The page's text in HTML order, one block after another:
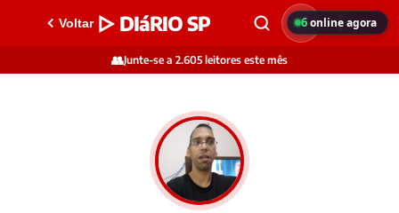
Voltar ▷ DIáRIO SP
👥Junte-se a 2.605 leitores este mês
6online agora